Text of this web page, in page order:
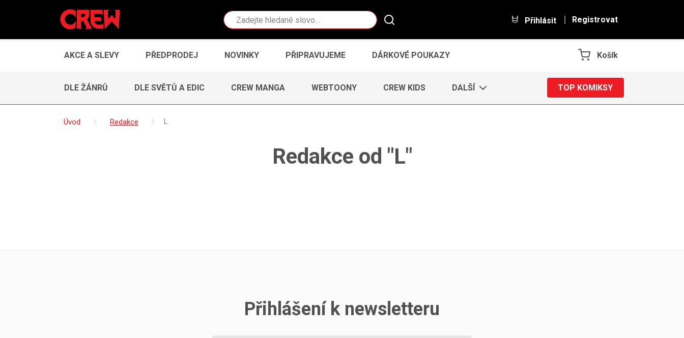
Vyhledávání Přihlásit Registrovat
AKCE A SLEVY PŘEDPRODEJ NOVINKY PŘIPRAVUJEME DÁRKOVÉ POUKAZY Košík
DLE ŽÁNRŮ DLE SVĚTŮ A EDIC CREW MANGA WEBTOONY CREW KIDS DALŠÍ TOP KOMIKSY
Úvod Redakce L
Redakce od "L"
Přihlášení k newsletteru